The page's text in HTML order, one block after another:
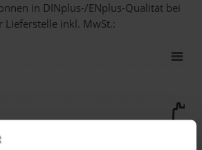
in DINplus-/ENplus-Qualität bei
Lieferstelle inkl. MwSt.: